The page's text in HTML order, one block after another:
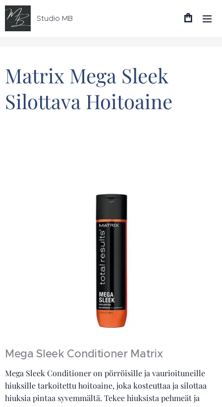
Studio MB
Matrix Mega Sleek
Silottava Hoitoaine
Mega Sleek Conditioner Matrix
Mega Sleek Conditioner on pörröisille ja vaurioituneille
hiuksille tarkoitettu hoitoaine, joka kosteuttaa ja silottaa
hiuksia pintaa syvemmältä. Tekee hiuksista pehmeät ja